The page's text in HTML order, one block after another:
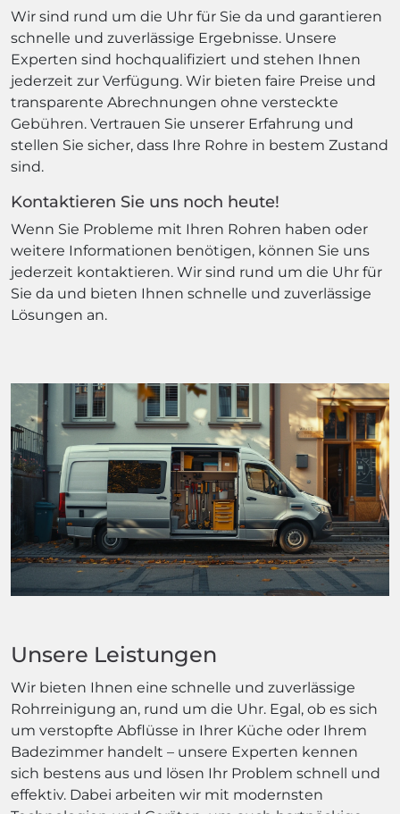
Wir sind rund um die Uhr für Sie da und garantieren
schnelle und zuverlässige Ergebnisse. Unsere
Experten sind hochqualifiziert und stehen Ihnen
jederzeit zur Verfügung. Wir bieten faire Preise und
transparente Abrechnungen ohne versteckte
Gebühren. Vertrauen Sie unserer Erfahrung und
stellen Sie sicher, dass Ihre Rohre in bestem Zustand
sind.
Kontaktieren Sie uns noch heute!
Wenn Sie Probleme mit Ihren Rohren haben oder
weitere Informationen benötigen, können Sie uns
jederzeit kontaktieren. Wir sind rund um die Uhr für
Sie da und bieten Ihnen schnelle und zuverlässige
Lösungen an.
Unsere Leistungen
Wir bieten Ihnen eine schnelle und zuverlässige
Rohrreinigung an, rund um die Uhr. Egal, ob es sich
um verstopfte Abflüsse in Ihrer Küche oder Ihrem
Badezimmer handelt – unsere Experten kennen
sich bestens aus und lösen Ihr Problem schnell und
effektiv. Dabei arbeiten wir mit modernsten